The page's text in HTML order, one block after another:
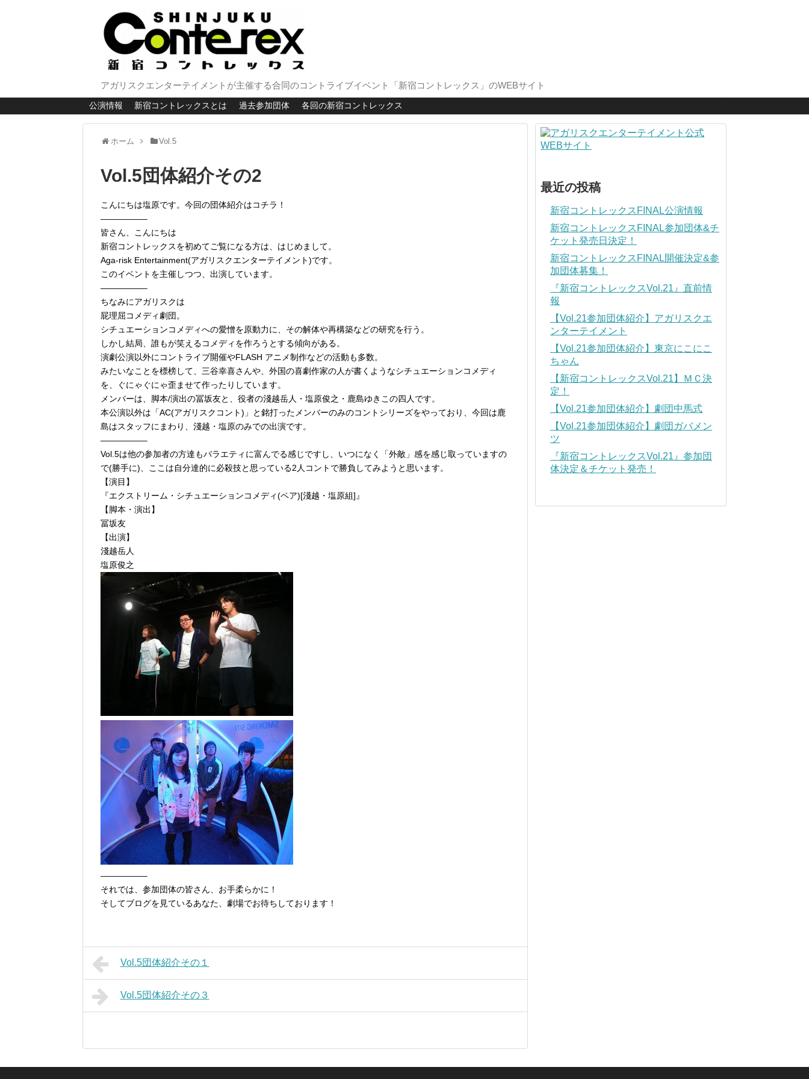
アガリスクエンターテイメントが主催する合同のコントライブイベント「新宿コントレックス」のWEBサイト
公演情報 新宿コントレックスとは 過去参加団体 各回の新宿コントレックス
ホーム Vol.5
Vol.5団体紹介その2
こんにちは塩原です。今回の団体紹介はコチラ！
—————–
皆さん、こんにちは
新宿コントレックスを初めてご覧になる方は、はじめまして。
Aga-risk Entertainment(アガリスクエンターテイメント)です。
このイベントを主催しつつ、出演しています。
—————–
ちなみにアガリスクは
屁理屈コメディ劇団。
シチュエーションコメディへの愛憎を原動力に、その解体や再構築などの研究を行う。
しかし結局、誰もが笑えるコメディを作ろうとする傾向がある。
演劇公演以外にコントライブ開催やFLASH アニメ制作などの活動も多数。
みたいなことを標榜して、三谷幸喜さんや、外国の喜劇作家の人が書くようなシチュエーションコメディ
を、ぐにゃぐにゃ歪ませて作ったりしています。
メンバーは、脚本/演出の冨坂友と、役者の淺越岳人・塩原俊之・鹿島ゆきこの四人です。
本公演以外は「AC(アガリスクコント)」と銘打ったメンバーのみのコントシリーズをやっており、今回は鹿
島はスタッフにまわり、淺越・塩原のみでの出演です。
—————–
Vol.5は他の参加者の方達もバラエティに富んでる感じですし、いつになく「外敵」感を感じ取っていますの
で(勝手に)、ここは自分達的に必殺技と思っている2人コントで勝負してみようと思います。
【演目】
『エクストリーム・シチュエーションコメディ(ペア)[淺越・塩原組]』
【脚本・演出】
冨坂友
【出演】
淺越岳人
塩原俊之
—————–
それでは、参加団体の皆さん、お手柔らかに！
そしてブログを見ているあなた、劇場でお待ちしております！
Vol.5団体紹介その１
Vol.5団体紹介その３
最近の投稿
新宿コントレックスFINAL公演情報
新宿コントレックスFINAL参加団体&チ
ケット発売日決定！
新宿コントレックスFINAL開催決定&参
加団体募集！
『新宿コントレックスVol.21』直前情
報
【Vol.21参加団体紹介】アガリスクエ
ンターテイメント
【Vol.21参加団体紹介】東京にこにこ
ちゃん
【新宿コントレックスVol.21】ＭＣ決
定！
【Vol.21参加団体紹介】劇団中馬式
【Vol.21参加団体紹介】劇団ガバメン
ツ
『新宿コントレックスVol.21』参加団
体決定＆チケット発売！